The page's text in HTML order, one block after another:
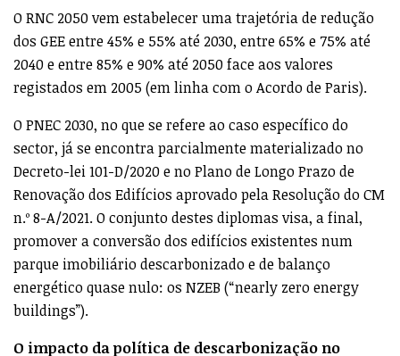
O RNC 2050 vem estabelecer uma trajetória de redução
dos GEE entre 45% e 55% até 2030, entre 65% e 75% até
2040 e entre 85% e 90% até 2050 face aos valores
registados em 2005 (em linha com o Acordo de Paris).
O PNEC 2030, no que se refere ao caso específico do
sector, já se encontra parcialmente materializado no
Decreto-lei 101-D/2020 e no Plano de Longo Prazo de
Renovação dos Edifícios aprovado pela Resolução do CM
n.º 8-A/2021. O conjunto destes diplomas visa, a final,
promover a conversão dos edifícios existentes num
parque imobiliário descarbonizado e de balanço
energético quase nulo: os NZEB (“nearly zero energy
buildings”).
O impacto da política de descarbonização no